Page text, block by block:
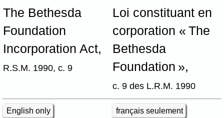
The Bethesda
Foundation
Incorporation Act,
R.S.M. 1990, c. 9
Loi constituant en
corporation « The
Bethesda
Foundation »,
c. 9 des L.R.M. 1990
English only français seulement